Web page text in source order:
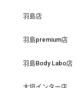
羽島店
羽島premium店
羽島Body Labo店